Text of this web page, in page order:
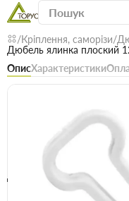
Кріплення, саморізи
Дюбель ялинка плоский
ОписХарактеристики
Код: 15610
Дюбель ялинка
шт) APRO